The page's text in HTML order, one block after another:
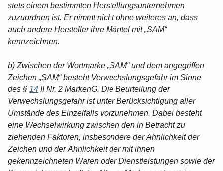
stets einem bestimmten Herstellungsunternehmen
zuzuordnen ist. Er nimmt nicht ohne weiteres an, dass
auch andere Hersteller ihre Mäntel mit „SAM“
kennzeichnen.
b) Zwischen der Wortmarke „SAM“ und dem angegriffen
Zeichen „SAM“ besteht Verwechslungsgefahr im Sinne
des § 14 II Nr. 2 MarkenG. Die Beurteilung der
Verwechslungsgefahr ist unter Berücksichtigung aller
Umstände des Einzelfalls vorzunehmen. Dabei besteht
eine Wechselwirkung zwischen den in Betracht zu
ziehenden Faktoren, insbesondere der Ähnlichkeit der
Zeichen und der Ähnlichkeit der mit ihnen
gekennzeichneten Waren oder Dienstleistungen sowie der